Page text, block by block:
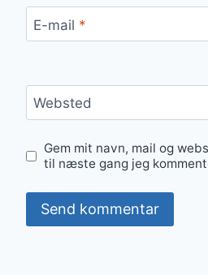
E-mail *
Websted
Gem mit navn, mail og
til næste gang jeg